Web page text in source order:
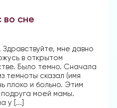
сне
мне давно
в открытом
Было темно. Сначала
темноты сказал (имя
плохо и больно. Этим
подруга моей мамы.
у [...]